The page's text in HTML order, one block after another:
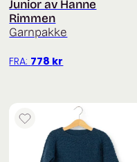
Junior av Hanne
Rimmen
Garnpakke
FRA: 778 kr